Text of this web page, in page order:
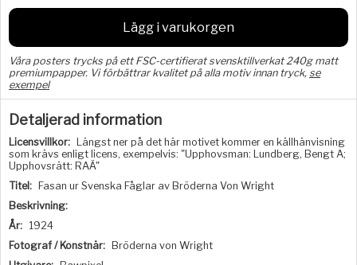
Lägg i varukorgen
Våra posters trycks på ett FSC-certifierat svensktillverkat 240g matt
premiumpapper. Vi förbättrar kvalitet på alla motiv innan tryck, se
exempel
Detaljerad information
Licensvillkor:
Längst ner på det här motivet kommer en källhänvisning
som krävs enligt licens, exempelvis: "Upphovsman: Lundberg, Bengt A;
Upphovsrätt: RAÄ"
Titel:
Fasan ur Svenska Fåglar av Bröderna Von Wright
Beskrivning:
År: 1924
Fotograf / Konstnär:
Bröderna von Wright